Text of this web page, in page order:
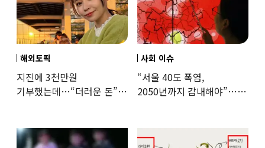
해외토픽
지진에 3천만원
기부했는데…“더러운 돈”
사회 이슈
“서울 40도 폭염,
2050년까지 감내해야”…